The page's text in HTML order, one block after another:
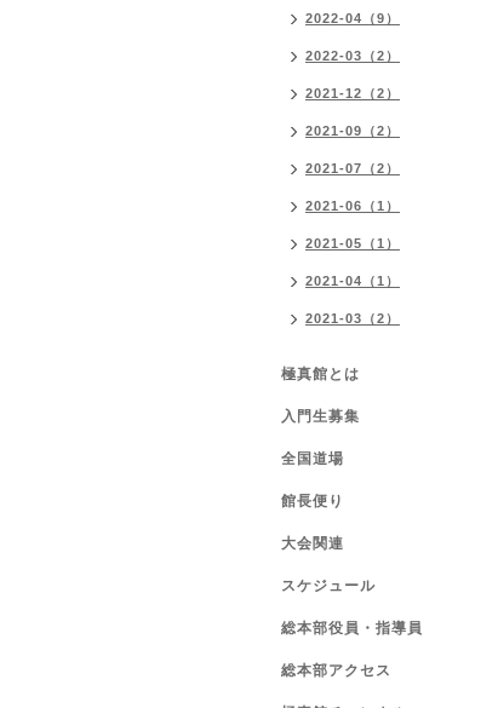
2022-04（9）
2022-03（2）
2021-12（2）
2021-09（2）
2021-07（2）
2021-06（1）
2021-05（1）
2021-04（1）
2021-03（2）
極真館とは
入門生募集
全国道場
館長便り
大会関連
スケジュール
総本部役員・指導員
総本部アクセス